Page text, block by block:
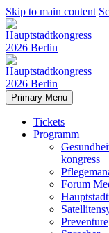
Skip to main content
Primary Menu
Tickets
Programm
kongress
Forum
Preventure